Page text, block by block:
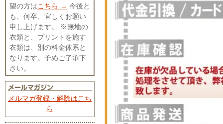
望の方はこちら → 今後と
も、何卒、宜しくお願い
申し上げます。 ※無地の
衣類と、プリントを施す
衣類は、別の料金体系と
なります。予めご了承下
さい。
メルマガ登録・解除はこち
ら